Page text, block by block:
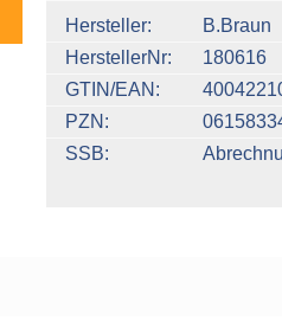
Hersteller
B.Braun
HerstellerNr
180616
GTIN/EAN
PZN
SSB